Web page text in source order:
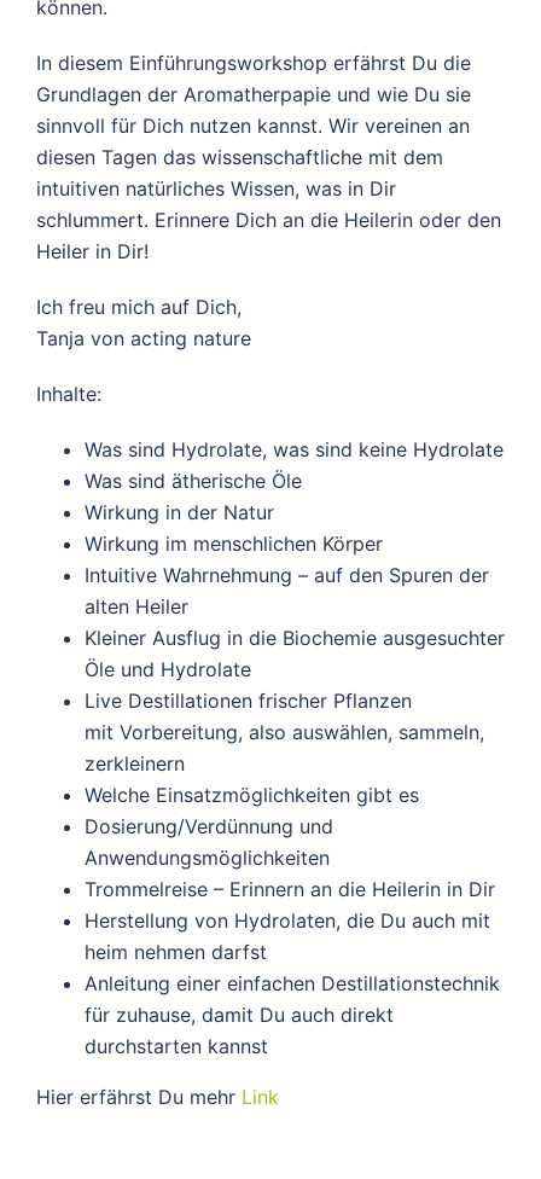
können.
In diesem Einführungsworkshop erfährst Du die
Grundlagen der Aromatherpapie und wie Du sie
sinnvoll für Dich nutzen kannst. Wir vereinen an
diesen Tagen das wissenschaftliche mit dem
intuitiven natürliches Wissen, was in Dir
schlummert. Erinnere Dich an die Heilerin oder den
Heiler in Dir!
Ich freu mich auf Dich,
Tanja von acting nature
Inhalte:
Was sind Hydrolate, was sind keine Hydrolate
Was sind ätherische Öle
Wirkung in der Natur
Wirkung im menschlichen Körper
Intuitive Wahrnehmung – auf den Spuren der
alten Heiler
Kleiner Ausflug in die Biochemie ausgesuchter
Öle und Hydrolate
Live Destillationen frischer Pflanzen
mit Vorbereitung, also auswählen, sammeln,
zerkleinern
Welche Einsatzmöglichkeiten gibt es
Dosierung/Verdünnung und
Anwendungsmöglichkeiten
Trommelreise – Erinnern an die Heilerin in Dir
Herstellung von Hydrolaten, die Du auch mit
heim nehmen darfst
Anleitung einer einfachen Destillationstechnik
für zuhause, damit Du auch direkt
durchstarten kannst
Hier erfährst Du mehr Link